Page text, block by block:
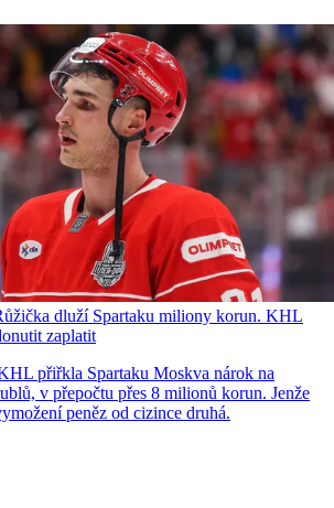
dluží Spartaku miliony korun. KHL
zaplatit
přiřkla Spartaku Moskva nárok na
v přepočtu přes 8 milionů korun. Jenže
peněz od cizince druhá.